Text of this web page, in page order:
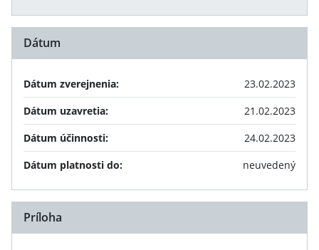
Dátum
Dátum zverejnenia:
23.02.2023
Dátum uzavretia:
21.02.2023
Dátum účinnosti:
24.02.2023
Dátum platnosti do:
neuvedený
Príloha